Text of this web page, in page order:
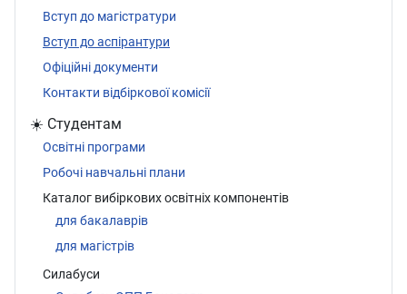
Вступ до магістратури
Вступ до аспірантури
Офіційні документи
Контакти відбіркової комісії
☀️ Студентам
Освітні програми
Робочі навчальні плани
Каталог вибіркових освітніх компонентів
для бакалаврів
для магістрів
Силабуси